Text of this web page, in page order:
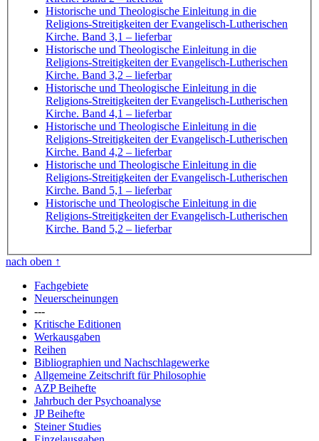
Historische und Theologische Einleitung in die
Religions-Streitigkeiten der Evangelisch-Lutherischen
Kirche. Band 3,1 – lieferbar
Historische und Theologische Einleitung in die
Religions-Streitigkeiten der Evangelisch-Lutherischen
Kirche. Band 3,2 – lieferbar
Historische und Theologische Einleitung in die
Religions-Streitigkeiten der Evangelisch-Lutherischen
Kirche. Band 4,1 – lieferbar
Historische und Theologische Einleitung in die
Religions-Streitigkeiten der Evangelisch-Lutherischen
Kirche. Band 4,2 – lieferbar
Historische und Theologische Einleitung in die
Religions-Streitigkeiten der Evangelisch-Lutherischen
Kirche. Band 5,1 – lieferbar
Historische und Theologische Einleitung in die
Religions-Streitigkeiten der Evangelisch-Lutherischen
Kirche. Band 5,2 – lieferbar
nach oben ↑
Fachgebiete
Neuerscheinungen
---
Kritische Editionen
Werkausgaben
Reihen
Bibliographien und Nachschlagewerke
Allgemeine Zeitschrift für Philosophie
AZP Beihefte
Jahrbuch der Psychoanalyse
JP Beihefte
Steiner Studies